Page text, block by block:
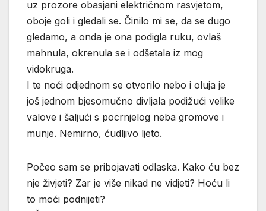
uz prozore obasjani električnom rasvjetom,
oboje goli i gledali se. Činilo mi se, da se dugo
gledamo, a onda je ona podigla ruku, ovlaš
mahnula, okrenula se i odšetala iz mog
vidokruga.
I te noći odjednom se otvorilo nebo i oluja je
još jednom bjesomučno divljala podižući velike
valove i šaljući s pocrnjelog neba gromove i
munje. Nemirno, ćudljivo ljeto.
Počeo sam se pribojavati odlaska. Kako ću bez
nje živjeti? Zar je više nikad ne vidjeti? Hoću li
to moći podnijeti?